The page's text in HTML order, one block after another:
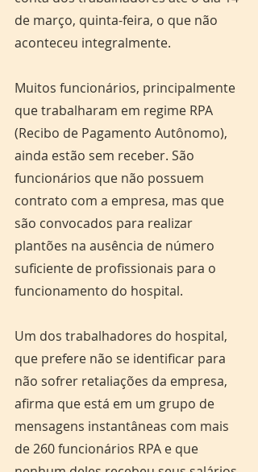
de março, quinta-feira, o que não
aconteceu integralmente.
Muitos funcionários, principalmente
que trabalharam em regime RPA
(Recibo de Pagamento Autônomo),
ainda estão sem receber. São
funcionários que não possuem
contrato com a empresa, mas que
são convocados para realizar
plantões na ausência de número
suficiente de profissionais para o
funcionamento do hospital.
Um dos trabalhadores do hospital,
que prefere não se identificar para
não sofrer retaliações da empresa,
afirma que está em um grupo de
mensagens instantâneas com mais
de 260 funcionários RPA e que